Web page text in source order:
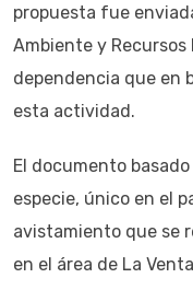
propuesta fue
Ambiente y Recursos
dependencia que en
esta actividad.
El documento
especie, único en el
avistamiento que se
en el área de La